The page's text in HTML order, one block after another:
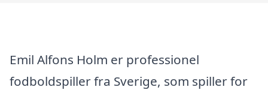
Emil Alfons Holm er professionel
fodboldspiller fra Sverige, som spiller for